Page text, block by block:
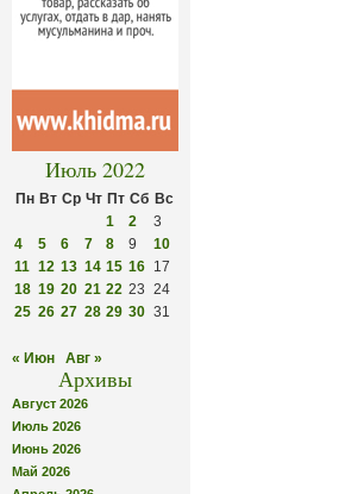
Июль 2022
Пн Вт Ср Чт Пт Сб Вс
1
2
3
4
5 6 7 8 9
10
11 12 13 14 15 16 17
18 19 20 21 22 23 24
25 26 27 28 29 30 31
« Июн Авг »
Архивы
Август 2026
Июль 2026
Июнь 2026
Май 2026